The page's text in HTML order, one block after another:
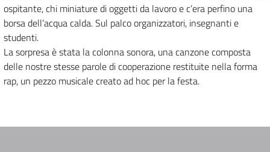
ospitante, chi miniature di oggetti da lavoro e c’era perfino una
borsa dell’acqua calda. Sul palco organizzatori, insegnanti e
studenti.
La sorpresa è stata la colonna sonora, una canzone composta
delle nostre stesse parole di cooperazione restituite nella forma
rap, un pezzo musicale creato ad hoc per la festa.